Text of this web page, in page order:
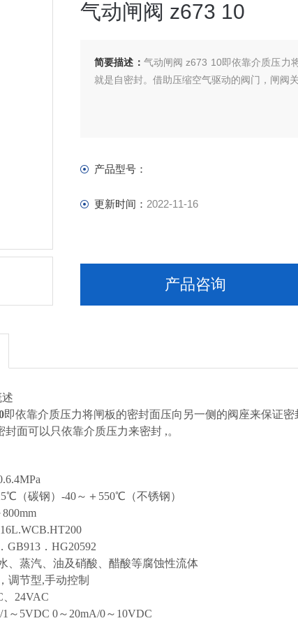
气动闸阀 z673 10
简要描述： 气动闸阀 z673 10即依靠介质压力
就是自密封。借助压缩空气驱动的阀门，闸阀
产品型号：
更新时间： 2022-11-16
产品咨询
即依靠介质压力将闸板的密封面压向另一侧的阀座来保证密
封面可以只依靠介质压力来密封 ,。
（碳钢）-40～＋550℃（不锈钢）
GB913．HG20592
、蒸汽、油及硝酸、醋酸等腐蚀性流体
调节型,手动控制
、24VAC
～5VDC 0～20mA/0～10VDC